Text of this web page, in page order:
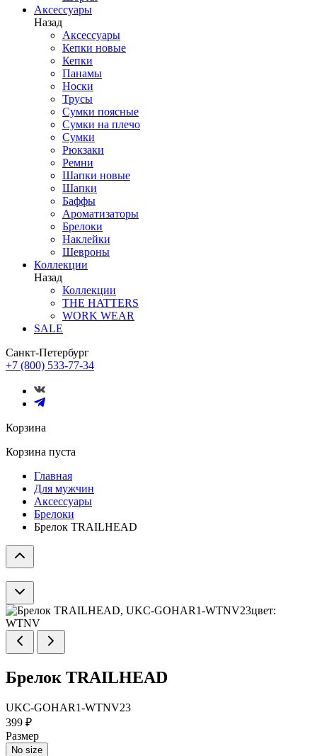
Аксессуары
Назад
Аксессуары
Кепки новые
Кепки
Панамы
Носки
Трусы
Сумки поясные
Сумки на плечо
Сумки
Рюкзаки
Ремни
Шапки новые
Шапки
Баффы
Ароматизаторы
Брелоки
Наклейки
Шевроны
Коллекции
Назад
Коллекции
THE HATTERS
WORK WEAR
SALE
Санкт-Петербург
+7 (800) 533-77-34
Корзина
Корзина пуста
Главная
Для мужчин
Аксессуары
Брелоки
Брелок TRAILHEAD
Брелок TRAILHEAD
UKC-GOHAR1-WTNV23
399 ₽
Размер
No size